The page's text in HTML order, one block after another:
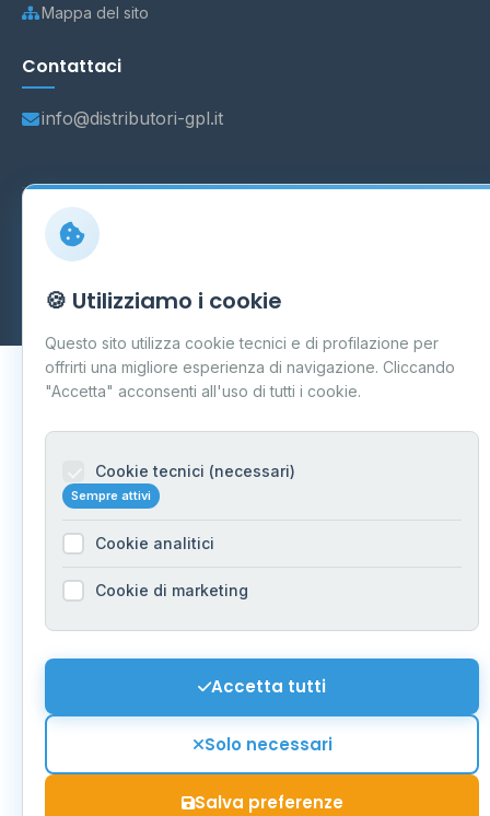
Mappa del sito
Contattaci
info@distributori-gpl.it
© 2026 - Distributori di GPL -
Dati forniti da Ministero delle Imprese e del Made in Italy
Aggiornamento quotidiano
🍪 Utilizziamo i cookie
Questo sito utilizza cookie tecnici e di profilazione per
offrirti una migliore esperienza di navigazione. Cliccando
"Accetta" acconsenti all'uso di tutti i cookie.
Cookie tecnici (necessari)
Sempre attivi
Cookie analitici
Cookie di marketing
Accetta tutti
Solo necessari
Salva preferenze